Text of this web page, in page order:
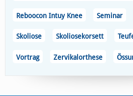
Reboocon Intuy Knee Seminar
Skoliose Skoliosekorsett
Vortrag Zervikalorthese